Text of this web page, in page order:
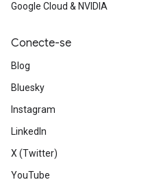
Google Cloud & NVIDIA
Conecte-se
Blog
Bluesky
Instagram
LinkedIn
X (Twitter)
YouTube